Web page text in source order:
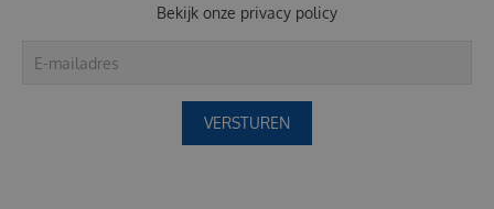
Bekijk onze privacy policy